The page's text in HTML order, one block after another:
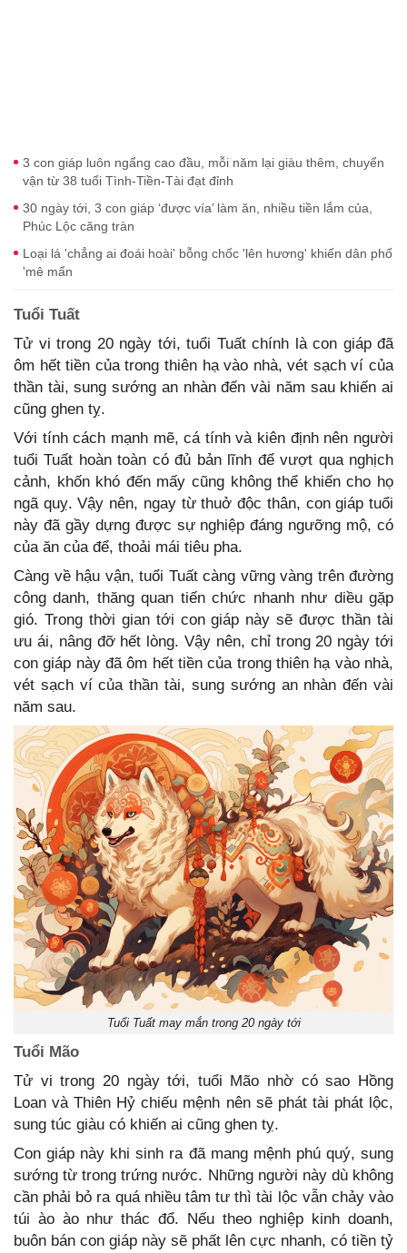
3 con giáp luôn ngẩng cao đầu, mỗi năm lại giàu thêm, chuyển
vận từ 38 tuổi Tình-Tiền-Tài đạt đỉnh
30 ngày tới, 3 con giáp ‘được vía’ làm ăn, nhiều tiền lắm của,
Phúc Lộc căng tràn
Loại lá 'chẳng ai đoái hoài' bỗng chốc 'lên hương' khiến dân phố
'mê mẩn
Tuổi Tuất
Tử vi trong 20 ngày tới, tuổi Tuất chính là con giáp đã
ôm hết tiền của trong thiên hạ vào nhà, vét sạch ví của
thần tài, sung sướng an nhàn đến vài năm sau khiến ai
cũng ghen tỵ.
Với tính cách mạnh mẽ, cá tính và kiên định nên người
tuổi Tuất hoàn toàn có đủ bản lĩnh để vượt qua nghịch
cảnh, khốn khó đến mấy cũng không thể khiến cho họ
ngã quỵ. Vậy nên, ngay từ thuở độc thân, con giáp tuổi
này đã gầy dựng được sự nghiệp đáng ngưỡng mộ, có
của ăn của để, thoải mái tiêu pha.
Càng về hậu vận, tuổi Tuất càng vững vàng trên đường
công danh, thăng quan tiến chức nhanh như diều gặp
gió. Trong thời gian tới con giáp này sẽ được thần tài
ưu ái, nâng đỡ hết lòng. Vậy nên, chỉ trong 20 ngày tới
con giáp này đã ôm hết tiền của trong thiên hạ vào nhà,
vét sạch ví của thần tài, sung sướng an nhàn đến vài
năm sau.
Tuổi Tuất may mắn trong 20 ngày tới
Tuổi Mão
Tử vi trong 20 ngày tới, tuổi Mão nhờ có sao Hồng
Loan và Thiên Hỷ chiếu mệnh nên sẽ phát tài phát lộc,
sung túc giàu có khiến ai cũng ghen tỵ.
Con giáp này khi sinh ra đã mang mệnh phú quý, sung
sướng từ trong trứng nước. Những người này dù không
cần phải bỏ ra quá nhiều tâm tư thì tài lộc vẫn chảy vào
túi ào ào như thác đổ. Nếu theo nghiệp kinh doanh,
buôn bán con giáp này sẽ phất lên cực nhanh, có tiền tỷ